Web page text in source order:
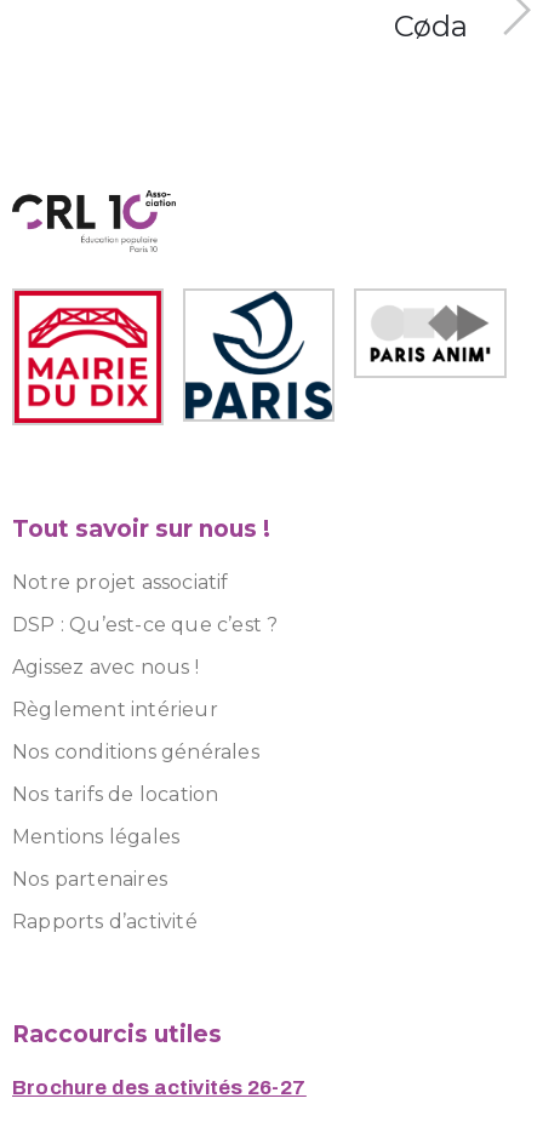
Cøda
Tout savoir sur nous !
Notre projet associatif
DSP : Qu’est-ce que c’est ?
Agissez avec nous !
Règlement intérieur
Nos conditions générales
Nos tarifs de location
Mentions légales
Nos partenaires
Rapports d’activité
Raccourcis utiles
Brochure des activités 26-27